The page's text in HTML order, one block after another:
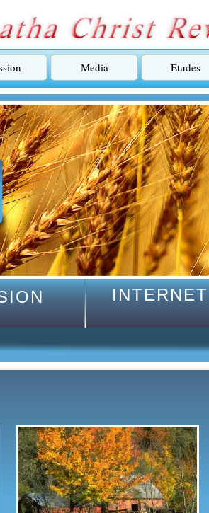
INTERNET
Media Etudes